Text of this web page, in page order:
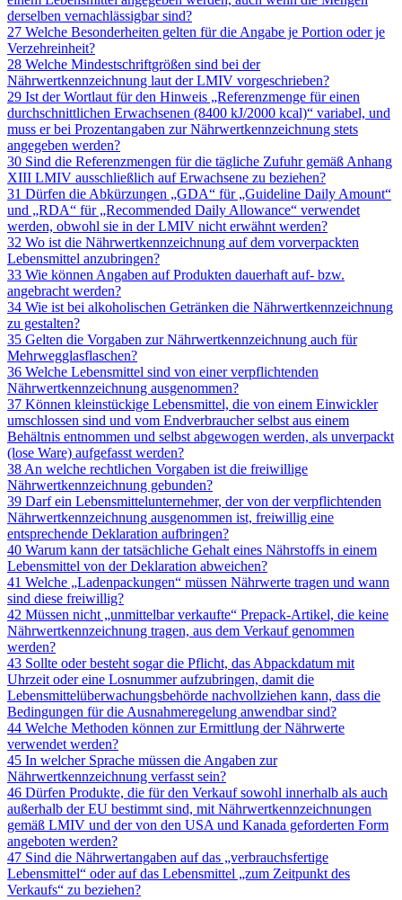
derselben vernachlässigbar sind?
27 Welche Besonderheiten gelten für die Angabe je Portion oder je
Verzehreinheit?
28 Welche Mindestschriftgrößen sind bei der
Nährwertkennzeichnung laut der LMIV vorgeschrieben?
29 Ist der Wortlaut für den Hinweis „Referenzmenge für einen
durchschnittlichen Erwachsenen (8400 kJ/2000 kcal)“ variabel, und
muss er bei Prozentangaben zur Nährwertkennzeichnung stets
angegeben werden?
30 Sind die Referenzmengen für die tägliche Zufuhr gemäß Anhang
XIII LMIV ausschließlich auf Erwachsene zu beziehen?
31 Dürfen die Abkürzungen „GDA“ für „Guideline Daily Amount“
und „RDA“ für „Recommended Daily Allowance“ verwendet
werden, obwohl sie in der LMIV nicht erwähnt werden?
32 Wo ist die Nährwertkennzeichnung auf dem vorverpackten
Lebensmittel anzubringen?
33 Wie können Angaben auf Produkten dauerhaft auf- bzw.
angebracht werden?
34 Wie ist bei alkoholischen Getränken die Nährwertkennzeichnung
zu gestalten?
35 Gelten die Vorgaben zur Nährwertkennzeichnung auch für
Mehrwegglasflaschen?
36 Welche Lebensmittel sind von einer verpflichtenden
Nährwertkennzeichnung ausgenommen?
37 Können kleinstückige Lebensmittel, die von einem Einwickler
umschlossen sind und vom Endverbraucher selbst aus einem
Behältnis entnommen und selbst abgewogen werden, als unverpackt
(lose Ware) aufgefasst werden?
38 An welche rechtlichen Vorgaben ist die freiwillige
Nährwertkennzeichnung gebunden?
39 Darf ein Lebensmittelunternehmer, der von der verpflichtenden
Nährwertkennzeichnung ausgenommen ist, freiwillig eine
entsprechende Deklaration aufbringen?
40 Warum kann der tatsächliche Gehalt eines Nährstoffs in einem
Lebensmittel von der Deklaration abweichen?
41 Welche „Ladenpackungen“ müssen Nährwerte tragen und wann
sind diese freiwillig?
42 Müssen nicht „unmittelbar verkaufte“ Prepack-Artikel, die keine
Nährwertkennzeichnung tragen, aus dem Verkauf genommen
werden?
43 Sollte oder besteht sogar die Pflicht, das Abpackdatum mit
Uhrzeit oder eine Losnummer aufzubringen, damit die
Lebensmittelüberwachungsbehörde nachvollziehen kann, dass die
Bedingungen für die Ausnahmeregelung anwendbar sind?
44 Welche Methoden können zur Ermittlung der Nährwerte
verwendet werden?
45 In welcher Sprache müssen die Angaben zur
Nährwertkennzeichnung verfasst sein?
46 Dürfen Produkte, die für den Verkauf sowohl innerhalb als auch
außerhalb der EU bestimmt sind, mit Nährwertkennzeichnungen
gemäß LMIV und der von den USA und Kanada geforderten Form
angeboten werden?
47 Sind die Nährwertangaben auf das „verbrauchsfertige
Lebensmittel“ oder auf das Lebensmittel „zum Zeitpunkt des
Verkaufs“ zu beziehen?